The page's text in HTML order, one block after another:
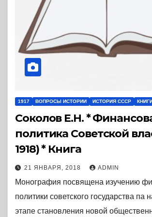
1917 ВОПРОСЫ ИСТОРИИ ИСТОРИЯ СССР
Соколов Е.Н. *
политика Советской
1918) * Книга
21 ЯНВАРЯ, 2018 ADMIN
Монография посвящена изучению
политики советского государства па
этапе становления новой